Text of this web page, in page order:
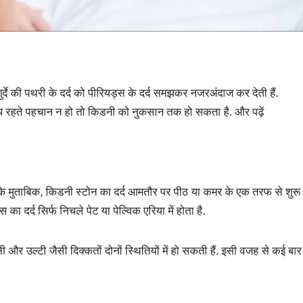
की पथरी के दर्द को पीरियड्स के दर्द समझकर नजरअंदाज कर देती हैं.
रहते पहचान न हो तो किडनी को नुकसान तक हो सकता है. और पढ़ें
किडनी स्टोन का दर्द आमतौर पर पीठ या कमर के एक तरफ से शुरू
दर्द सिर्फ निचले पेट या पेल्विक एरिया में होता है.
उल्टी जैसी दिक्कतों दोनों स्थितियों में हो सकती हैं. इसी वजह से कई बार